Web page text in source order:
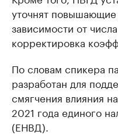
уточнят
зависимости от
корректировка
По словам спикера
разработан для
смягчения влияния
2021 года единого
(ЕНВД).